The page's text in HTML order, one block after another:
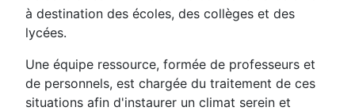
à destination des écoles, des collèges et des
lycées.
Une équipe ressource, formée de professeurs et
de personnels, est chargée du traitement de ces
situations afin d'instaurer un climat serein et